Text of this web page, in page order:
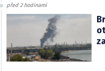
před 2 hodinami